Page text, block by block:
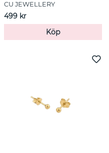
CU JEWELLERY
499 kr
Köp